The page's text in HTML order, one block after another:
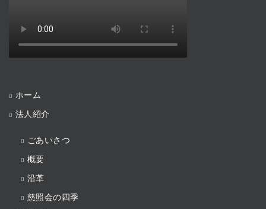
ホーム
法人紹介
ごあいさつ
概要
沿革
慈照会の四季